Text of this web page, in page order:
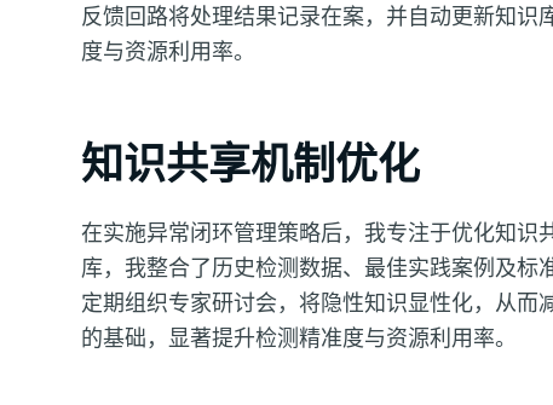
反馈回路将处理结果记录在案，并自动更新知识
度与资源利用率。
知识共享机制优化
在实施异常闭环管理策略后，我专注于优化知识
库，我整合了历史检测数据、最佳实践案例及
定期组织专家研讨会，将隐性知识显性化，从
的基础，显著提升检测精准度与资源利用率。